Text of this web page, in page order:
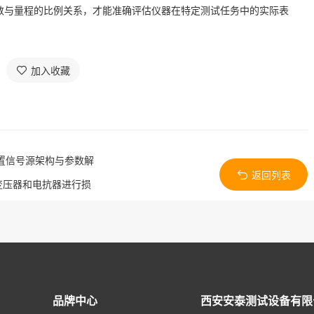
量程的比例关系，才能准确评估仪器在特定测试任务中的实际表
加入收藏
信号源架构与参数解
器和电抗器进行损
返回列表
品牌中心 西安安泰测试设备有